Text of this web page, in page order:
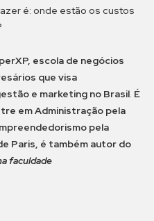
é: onde estão os custos
escola de negócios
que visa
e marketing no Brasil. É
em Administração pela
pela
Paris, é também autor do
faculdade